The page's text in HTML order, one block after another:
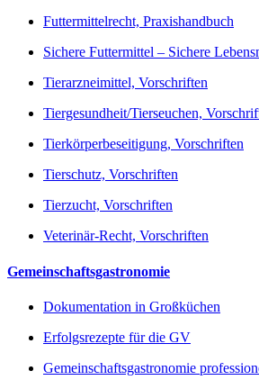
Futtermittelrecht, Praxishandbuch
Sichere Futtermittel – Sichere
Tierarzneimittel, Vorschriften
Tiergesundheit/Tierseuchen,
Tierkörperbeseitigung, Vorschriften
Tierschutz, Vorschriften
Tierzucht, Vorschriften
Veterinär-Recht, Vorschriften
Gemeinschaftsgastronomie
Dokumentation in Großküchen
Erfolgsrezepte für die GV
Gemeinschaftsgastronomie